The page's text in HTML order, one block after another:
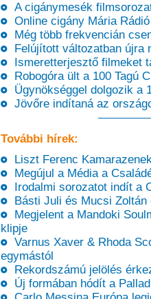
A cigánymesék
Online cigány Mária Rádió
Még több frekvencián
Felújított változatban újra
Ismeretterjesztő filmeket
Robogóra ült a 100 Tagú
Ügynökséggel dolgozik a
Jövőre indítaná az
További hírek:
Liszt Ferenc
Megújul a Média a
Irodalmi sorozatot indít a
Básti Juli és Mucsi Zoltán
Megjelent a Mandoki
klipje
Varnus Xaver & Rhoda
egymástól
Rekordszámú jelölés
Új formában hódít a